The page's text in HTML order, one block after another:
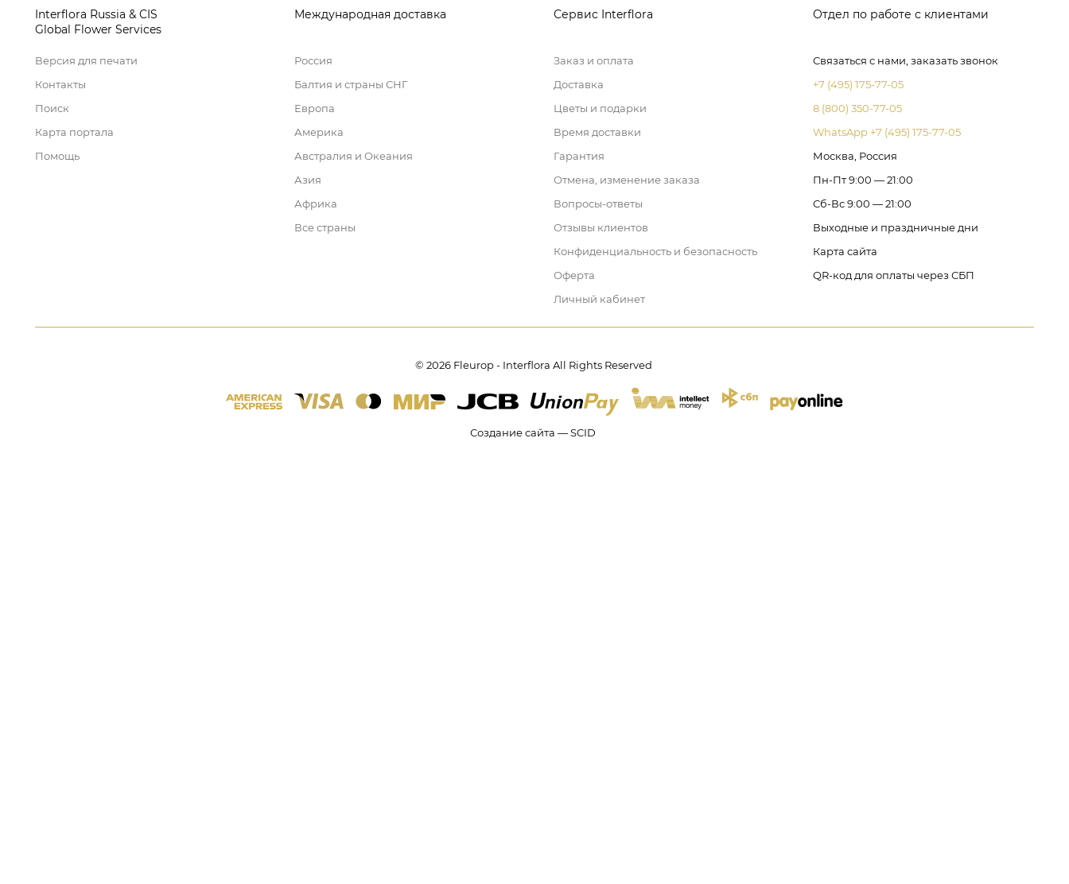
Interflora Russia & CIS
Global Flower Services
Версия для печати
Контакты
Поиск
Карта портала
Помощь
Международная доставка
Россия
Балтия и страны СНГ
Европа
Америка
Австралия и Океания
Азия
Африка
Все страны
Сервис Interflora
Заказ и оплата
Доставка
Цветы и подарки
Время доставки
Гарантия
Отмена, изменение заказа
Вопросы-ответы
Отзывы клиентов
Конфиденциальность и безопасность
Оферта
Личный кабинет
Отдел по работе с клиентами
Связаться с нами, заказать звонок
+7 (495) 175-77-05
8 (800) 350-77-05
WhatsApp +7 (495) 175-77-05
Москва, Россия
Пн-Пт 9:00 — 21:00
Сб-Вс 9:00 — 21:00
Выходные и праздничные дни
Карта сайта
QR-код для оплаты через СБП
© 2026 Fleurop - Interflora All Rights Reserved
Создание сайта — SCID